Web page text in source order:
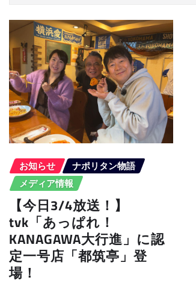
お知らせ
ナポリタン物語
メディア情報
【今日3/4放送！】
tvk「あっぱれ！
KANAGAWA大行進」に認
定一号店「都筑亭」登
場！